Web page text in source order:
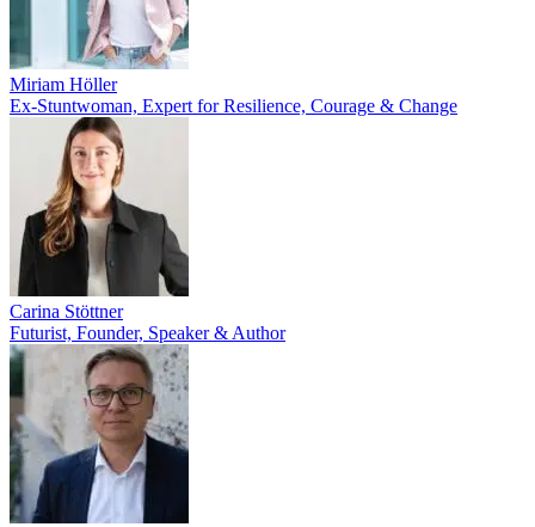
Miriam Höller
Ex-Stuntwoman, Expert for Resilience, Courage & Change
Carina Stöttner
Futurist, Founder, Speaker & Author